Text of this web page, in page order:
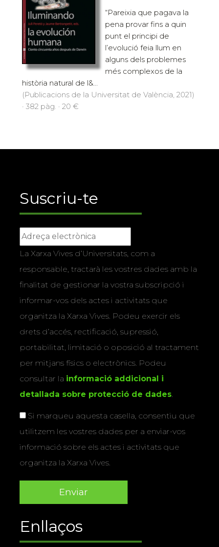
“Pareixia que pagava la
pena provar fins a quin
punt el principi de
l’evolució feia llum en
alguns dels problemes
més complexos de la
història natural de l&...
(Publicacions de la Universitat de València, 2021)
· 382 pàg. · 20 €
Suscriu-te
La Xarxa Vives d’Universitats, com a
responsable, tractarà les vostres dades amb la
finalitat de gestionar la vostra subscripció i
informar-vos dels actes i activitats que
organitza la Xarxa Vives. Podeu exercir els
drets d’accés, rectificació, supressió,
portabilitat, limitació o oposició al tractament
per mitjans físics o electrònics. Podeu
consultar la informació addicional i
detallada sobre protecció de dades.
Si marqueu aquesta casella, consentiu que
utilitzem les vostres dades per a enviar-vos
informació sobre els actes i activitats que
organitza la Xarxa Vives.
Enllaços